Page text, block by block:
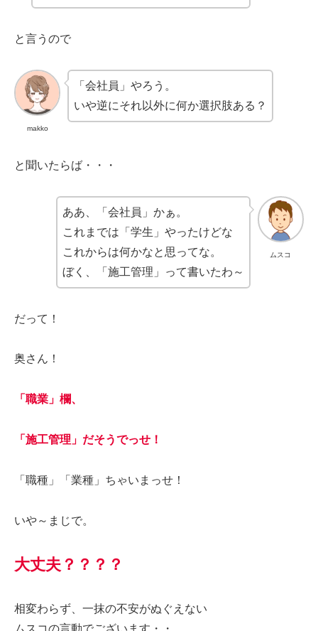
と言うので
makko
「会社員」やろう。
いや逆にそれ以外に何か選択肢ある？
と聞いたらば・・・
ムスコ
ああ、「会社員」かぁ。
これまでは「学生」やったけどな
これからは何かなと思ってな。
ぼく、「施工管理」って書いたわ～
だって！
奥さん！
「職業」欄、
「施工管理」だそうでっせ！
「職種」「業種」ちゃいまっせ！
いや～まじで。
大丈夫？？？？
相変わらず、一抹の不安がぬぐえない